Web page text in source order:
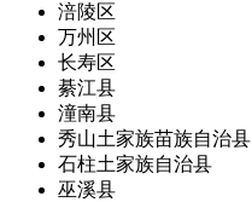
涪陵区
万州区
长寿区
綦江县
潼南县
秀山土家族苗族自治县
石柱土家族自治县
巫溪县